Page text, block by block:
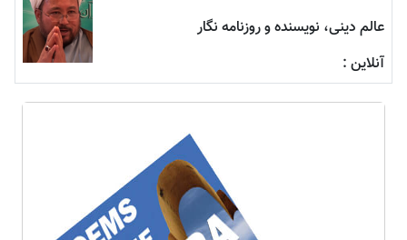
عالم دینی، نویسنده و روزنامه نگار
آنلاین :